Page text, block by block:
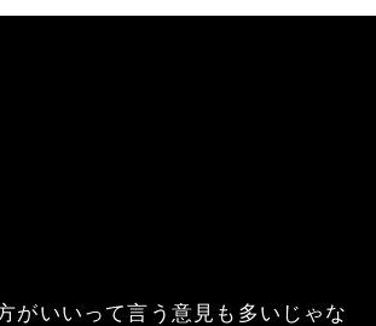
がいいって言う意見も多いじゃな